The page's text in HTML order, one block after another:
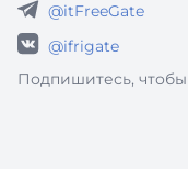
@itFreeGate
@ifrigate
Подпишитесь,